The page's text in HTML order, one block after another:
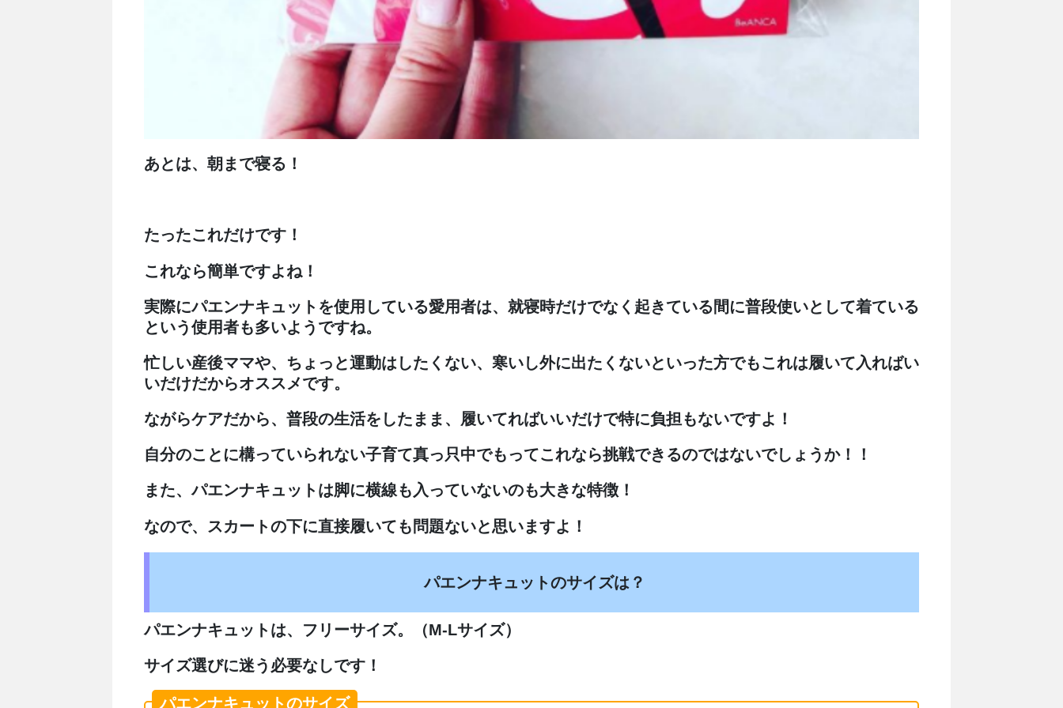
あとは、朝まで寝る！
たったこれだけです！
これなら簡単ですよね！
実際にパエンナキュットを使用している愛用者は、就寝時だけでなく起きている間に普段使いとして着ている
という使用者も多いようですね。
忙しい産後ママや、ちょっと運動はしたくない、寒いし外に出たくないといった方でもこれは履いて入ればい
いだけだからオススメです。
ながらケアだから、普段の生活をしたまま、履いてればいいだけで特に負担もないですよ！
自分のことに構っていられない子育て真っ只中でもってこれなら挑戦できるのではないでしょうか！！
また、パエンナキュットは脚に横線も入っていないのも大きな特徴！
なので、スカートの下に直接履いても問題ないと思いますよ！
パエンナキュットのサイズは？
パエンナキュットは、フリーサイズ。（M-Lサイズ）
サイズ選びに迷う必要なしです！
パエンナキュットのサイズ